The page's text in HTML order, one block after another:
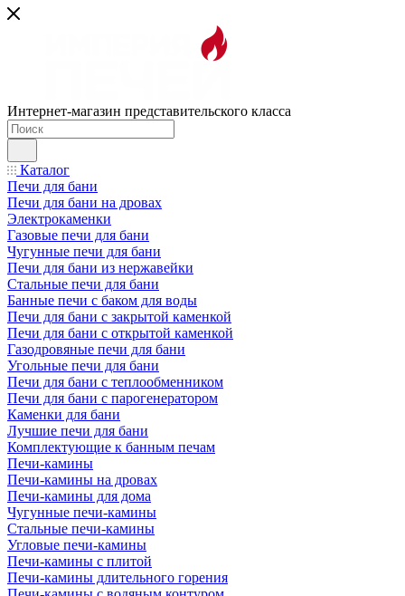
Интернет-магазин представительского класса
Каталог
Печи для бани
Печи для бани на дровах
Электрокаменки
Газовые печи для бани
Чугунные печи для бани
Печи для бани из нержавейки
Стальные печи для бани
Банные печи с баком для воды
Печи для бани с закрытой каменкой
Печи для бани с открытой каменкой
Газодровяные печи для бани
Угольные печи для бани
Печи для бани с теплообменником
Печи для бани с парогенератором
Каменки для бани
Лучшие печи для бани
Комплектующие к банным печам
Печи-камины
Печи-камины на дровах
Печи-камины для дома
Чугунные печи-камины
Стальные печи-камины
Угловые печи-камины
Печи-камины с плитой
Печи-камины длительного горения